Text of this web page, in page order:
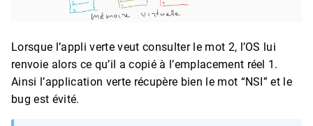
Lorsque l’appli verte veut consulter le mot 2, l’OS lui
renvoie alors ce qu’il a copié à l’emplacement réel 1.
Ainsi l’application verte récupère bien le mot “NSI” et le
bug est évité.